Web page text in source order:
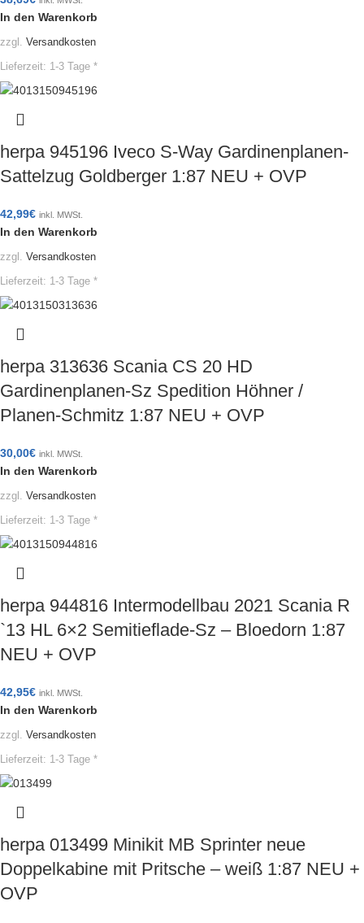
In den Warenkorb
zzgl. Versandkosten
Lieferzeit: 1-3 Tage *
herpa 945196 Iveco S-Way Gardinenplanen-
Sattelzug Goldberger 1:87 NEU + OVP
42,99€ inkl. MWSt.
In den Warenkorb
zzgl. Versandkosten
Lieferzeit: 1-3 Tage *
herpa 313636 Scania CS 20 HD
Gardinenplanen-Sz Spedition Höhner /
Planen-Schmitz 1:87 NEU + OVP
30,00€ inkl. MWSt.
In den Warenkorb
zzgl. Versandkosten
Lieferzeit: 1-3 Tage *
herpa 944816 Intermodellbau 2021 Scania R
`13 HL 6×2 Semitieflade-Sz – Bloedorn 1:87
NEU + OVP
42,95€ inkl. MWSt.
In den Warenkorb
zzgl. Versandkosten
Lieferzeit: 1-3 Tage *
herpa 013499 Minikit MB Sprinter neue
Doppelkabine mit Pritsche – weiß 1:87 NEU +
OVP